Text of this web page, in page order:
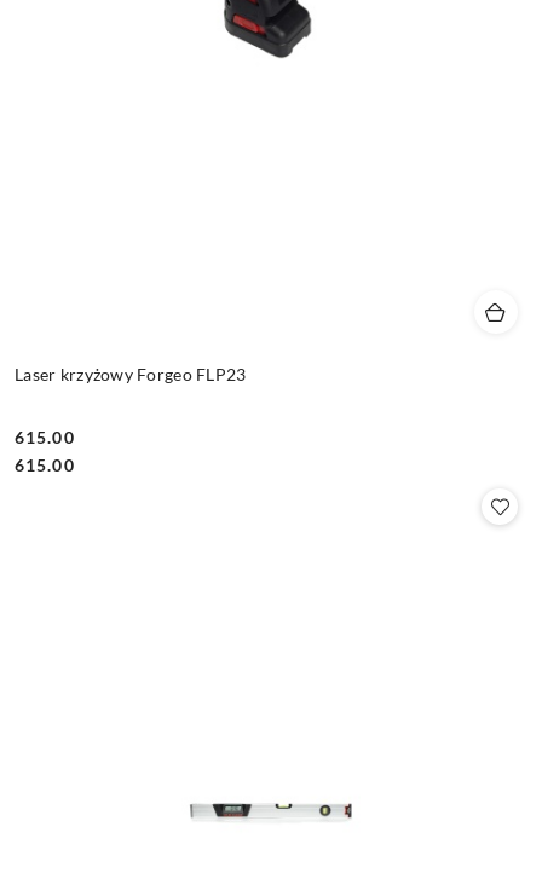
Laser krzyżowy Forgeo FLP23
Cena:
615.00
Cena:
615.00